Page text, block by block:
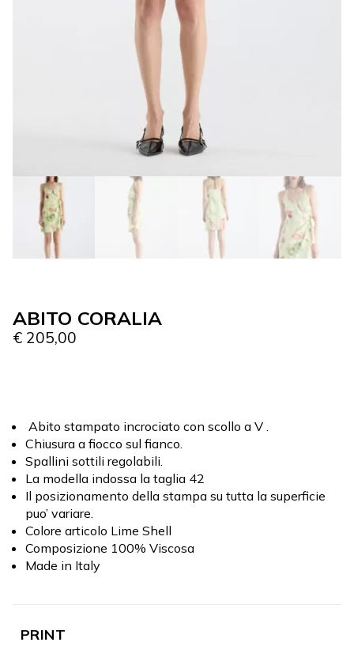
ABITO CORALIA
€ 205,00
Abito stampato incrociato con scollo a V .
Chiusura a fiocco sul fianco.
Spallini sottili regolabili.
La modella indossa la taglia 42
Il posizionamento della stampa su tutta la superficie
puo’ variare.
Colore articolo Lime Shell
Composizione 100% Viscosa
Made in Italy
PRINT